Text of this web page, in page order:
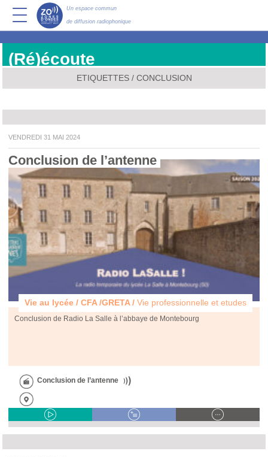
Un espace commun
de diffusion radiophonique
(Ré)écoute
ETIQUETTES / CONCLUSION
VENDREDI 31 MAI 2024
Conclusion de l’antenne
Vie au lycée / CFA /GRETA / Vie professionnelle et etudes
Conclusion de Radio La Salle à l’abbaye de Montebourg
Conclusion de l’antenne